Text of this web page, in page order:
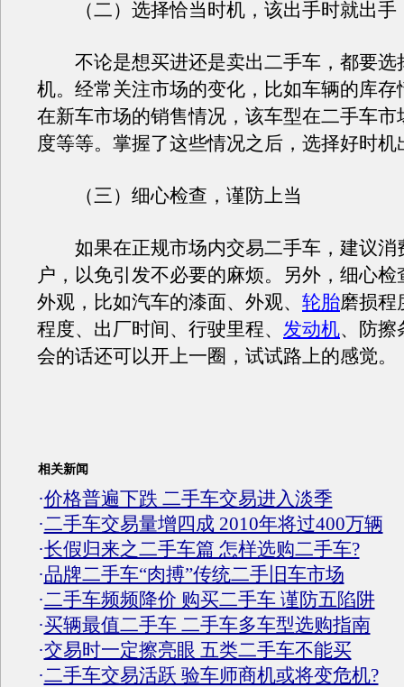
（二）选择恰当时机，该出手时就出手
不论是想买进还是卖出二手车，都要选
机。经常关注市场的变化，比如车辆的库存
在新车市场的销售情况，该车型在二手车市
度等等。掌握了这些情况之后，选择好时机
（三）细心检查，谨防上当
如果在正规市场内交易二手车，建议消
户，以免引发不必要的麻烦。另外，细心检
外观，比如汽车的漆面、外观、 轮胎磨损程
程度、出厂时间、行驶里程、 发动机、防擦
会的话还可以开上一圈，试试路上的感觉。
相关新闻
·价格普遍下跌 二手车交易进入淡季
·二手车交易量增四成 2010年将过400万辆
·长假归来之二手车篇 怎样选购二手车?
·品牌二手车“肉搏”传统二手旧车市场
·二手车频频降价 购买二手车 谨防五陷阱
·买辆最值二手车 二手车多车型选购指南
·交易时一定擦亮眼 五类二手车不能买
·二手车交易活跃 验车师商机或将变危机?